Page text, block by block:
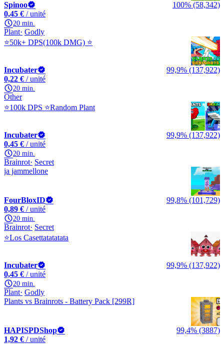
Spinoo
100% (58,342)
0,45 € / unité
20 min.
Plant Godly
⭐50k+ DPS(100k DMG) ⭐
Incubater
99,9% (137,922)
0,22 € / unité
20 min.
Other
⭐100k DPS ⭐Random Plant
Incubater
99,9% (137,922)
0,45 € / unité
20 min.
Brainrot Secret
ja jammellone
FourBloxID
99,8% (101,729)
0,89 € / unité
20 min.
Brainrot Secret
⭐Los Casettatatatata
Incubater
99,9% (137,922)
0,45 € / unité
20 min.
Plant Godly
Plants vs Brainrots - Battery Pack [299R]
HAPISPDShop
99,4% (3887)
1,92 € / unité